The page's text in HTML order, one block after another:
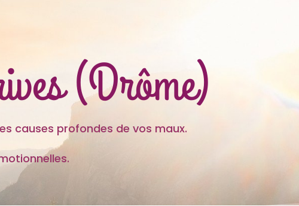
(Drôme)
profondes de vos maux.